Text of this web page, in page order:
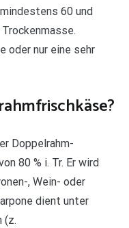
60 und
oder nur eine sehr
Doppelrahm-
80 % i. Tr. Er wird
, Wein- oder
dient unter
(z.